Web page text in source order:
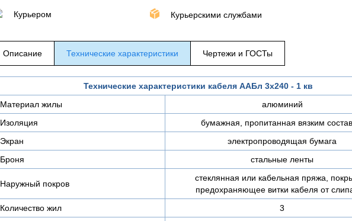
Курьером Курьерскими службами
Описание Технические характеристики Чертежи и ГОСТы
Технические характеристики кабеля ААБл 3х240 - 1 кв
Материал жилы
алюминий
Изоляция
бумажная, пропитанная вязким
Экран
электропроводящая бумага
Броня
стальные ленты
Наружный покров
стеклянная или кабельная пряжа,
предохраняющее витки кабеля от
Количество жил
3